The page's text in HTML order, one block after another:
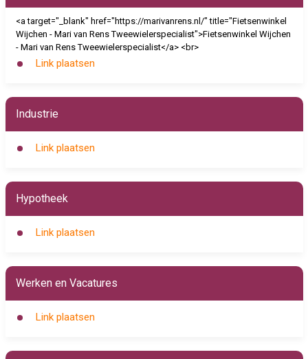
<a target="_blank" href="https://marivanrens.nl/" title="Fietsenwinkel
Wijchen - Mari van Rens Tweewielerspecialist">Fietsenwinkel Wijchen
- Mari van Rens Tweewielerspecialist</a> <br>
Link plaatsen
Industrie
Link plaatsen
Hypotheek
Link plaatsen
Werken en Vacatures
Link plaatsen